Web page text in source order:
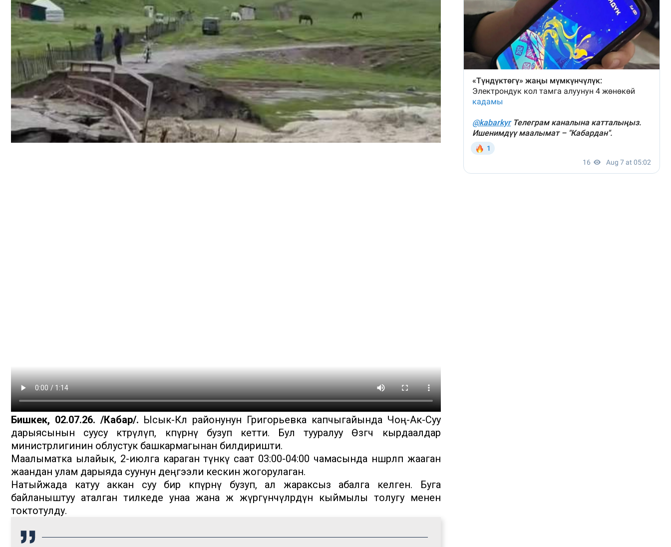
Бишкек, 02.07.26. /Кабар/. Ысык-Көл районунун Григорьевка капчыгайында Чоң-Ак-Суу
дарыясынын суусу көтөрүлүп, көпүрөнү бузуп кетти. Бул тууралуу Өзгөчө кырдаалдар
министрлигинин облустук башкармагынан билдиришти.
Маалыматка ылайык, 2-июлга караган түнкү саат 03:00-04:00 чамасында нөшөрлөп жааган
жаандан улам дарыяда суунун деңгээли кескин жогорулаган.
Натыйжада катуу аккан суу бир көпүрөнү бузуп, ал жараксыз абалга келген. Буга
байланыштуу аталган тилкеде унаа жана жөө жүргүнчүлөрдүн кыймылы толугу менен
токтотулду.